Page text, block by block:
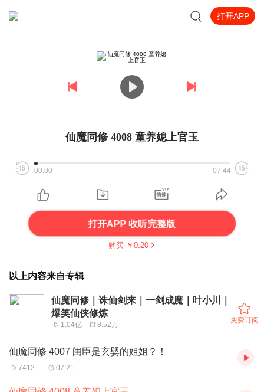
打开APP
仙魔同修 4008 童养媳上官玉
00:00 07:44
打开APP 收听完整版
购买 ￥ 0.20
以上内容来自专辑
仙魔同修｜诛仙剑来｜一剑成魔｜叶小川｜
爆笑仙侠修炼
1.04亿 8.52万
免费订阅
仙魔同修 4007 闺臣是玄婴的姐姐？！
7412 07:21